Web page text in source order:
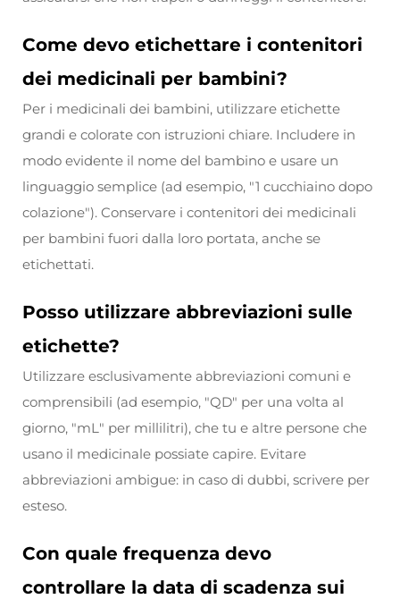
Come devo etichettare i contenitori
dei medicinali per bambini?
Per i medicinali dei bambini, utilizzare etichette
grandi e colorate con istruzioni chiare. Includere in
modo evidente il nome del bambino e usare un
linguaggio semplice (ad esempio, "1 cucchiaino dopo
colazione"). Conservare i contenitori dei medicinali
per bambini fuori dalla loro portata, anche se
etichettati.
Posso utilizzare abbreviazioni sulle
etichette?
Utilizzare esclusivamente abbreviazioni comuni e
comprensibili (ad esempio, "QD" per una volta al
giorno, "mL" per millilitri), che tu e altre persone che
usano il medicinale possiate capire. Evitare
abbreviazioni ambigue: in caso di dubbi, scrivere per
esteso.
Con quale frequenza devo
controllare la data di scadenza sui